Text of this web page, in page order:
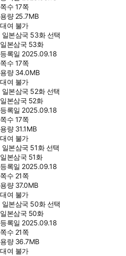
쪽수 17쪽
용량 25.7MB
대여 불가
일본삼국 53화 선택
일본삼국 53화
등록일 2025.09.18
쪽수 17쪽
용량 34.0MB
대여 불가
일본삼국 52화 선택
일본삼국 52화
등록일 2025.09.18
쪽수 17쪽
용량 31.1MB
대여 불가
일본삼국 51화 선택
일본삼국 51화
등록일 2025.09.18
쪽수 21쪽
용량 37.0MB
대여 불가
일본삼국 50화 선택
일본삼국 50화
등록일 2025.09.18
쪽수 21쪽
용량 36.7MB
대여 불가